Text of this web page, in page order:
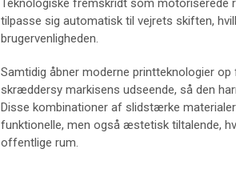
Teknologiske fremskridt som
tilpasse sig automatisk til vejrets skiften,
brugervenligheden.
Samtidig åbner moderne printteknologier
skræddersy markisens udseende, så den
Disse kombinationer af slidstærke
funktionelle, men også æstetisk tiltalende,
offentlige rum.